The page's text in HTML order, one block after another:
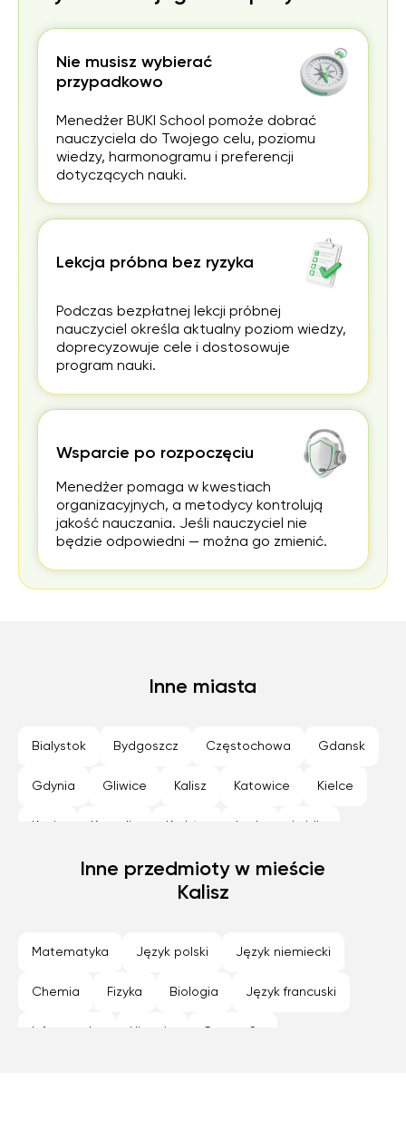
Nie musisz wybierać
przypadkowo
Menedżer BUKI School pomoże dobrać
nauczyciela do Twojego celu, poziomu
wiedzy, harmonogramu i preferencji
dotyczących nauki.
Lekcja próbna bez ryzyka
Podczas bezpłatnej lekcji próbnej
nauczyciel określa aktualny poziom wiedzy,
doprecyzowuje cele i dostosowuje
program nauki.
Wsparcie po rozpoczęciu
Menedżer pomaga w kwestiach
organizacyjnych, a metodycy kontrolują
jakość nauczania. Jeśli nauczyciel nie
będzie odpowiedni — można go zmienić.
Inne miasta
Bialystok Bydgoszcz Częstochowa Gdansk
Gdynia Gliwice Kalisz Katowice Kielce
Konin Koszalin Kraków Lodz Lublin
Nowy Sącz Olsztyn Opole Płock Poznan
Sosnowiec Szczecin Tarnów Toruń
Warszawa Wroclaw Zabrze Zamość
Zielona Góra
Inne przedmioty w mieście
Kalisz
Matematyka Język polski Język niemiecki
Chemia Fizyka Biologia Język francuski
Informatyka Historia Geografia